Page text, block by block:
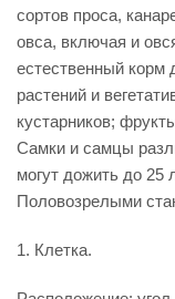
сортов проса,
овса, включая и
естественный корм
растений и
кустарников;
Самки и самцы
могут дожить до 25
Половозрелыми
1. Клетка.